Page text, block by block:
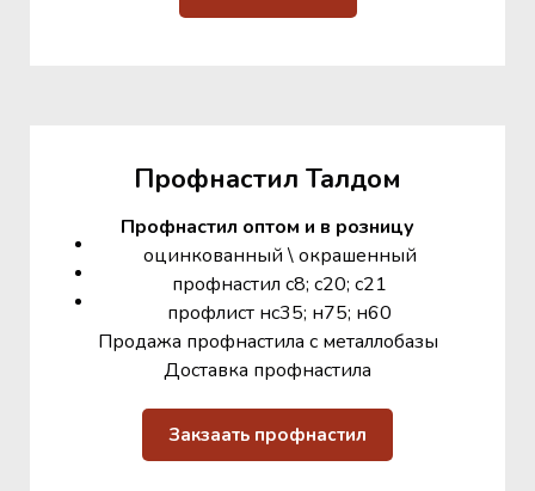
Профнастил Талдом
Профнастил оптом и в розницу
оцинкованный \ окрашенный
профнастил с8; с20; с21
профлист нс35; н75; н60
Продажа профнастила с металлобазы
Доставка профнастила
Закзаать профнастил